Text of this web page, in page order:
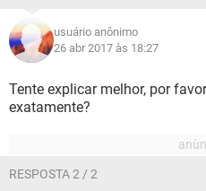
usuário anônimo
26 abr 2017 às 18:27
Tente explicar melhor, por
exatamente?
RESPOSTA 2 / 2